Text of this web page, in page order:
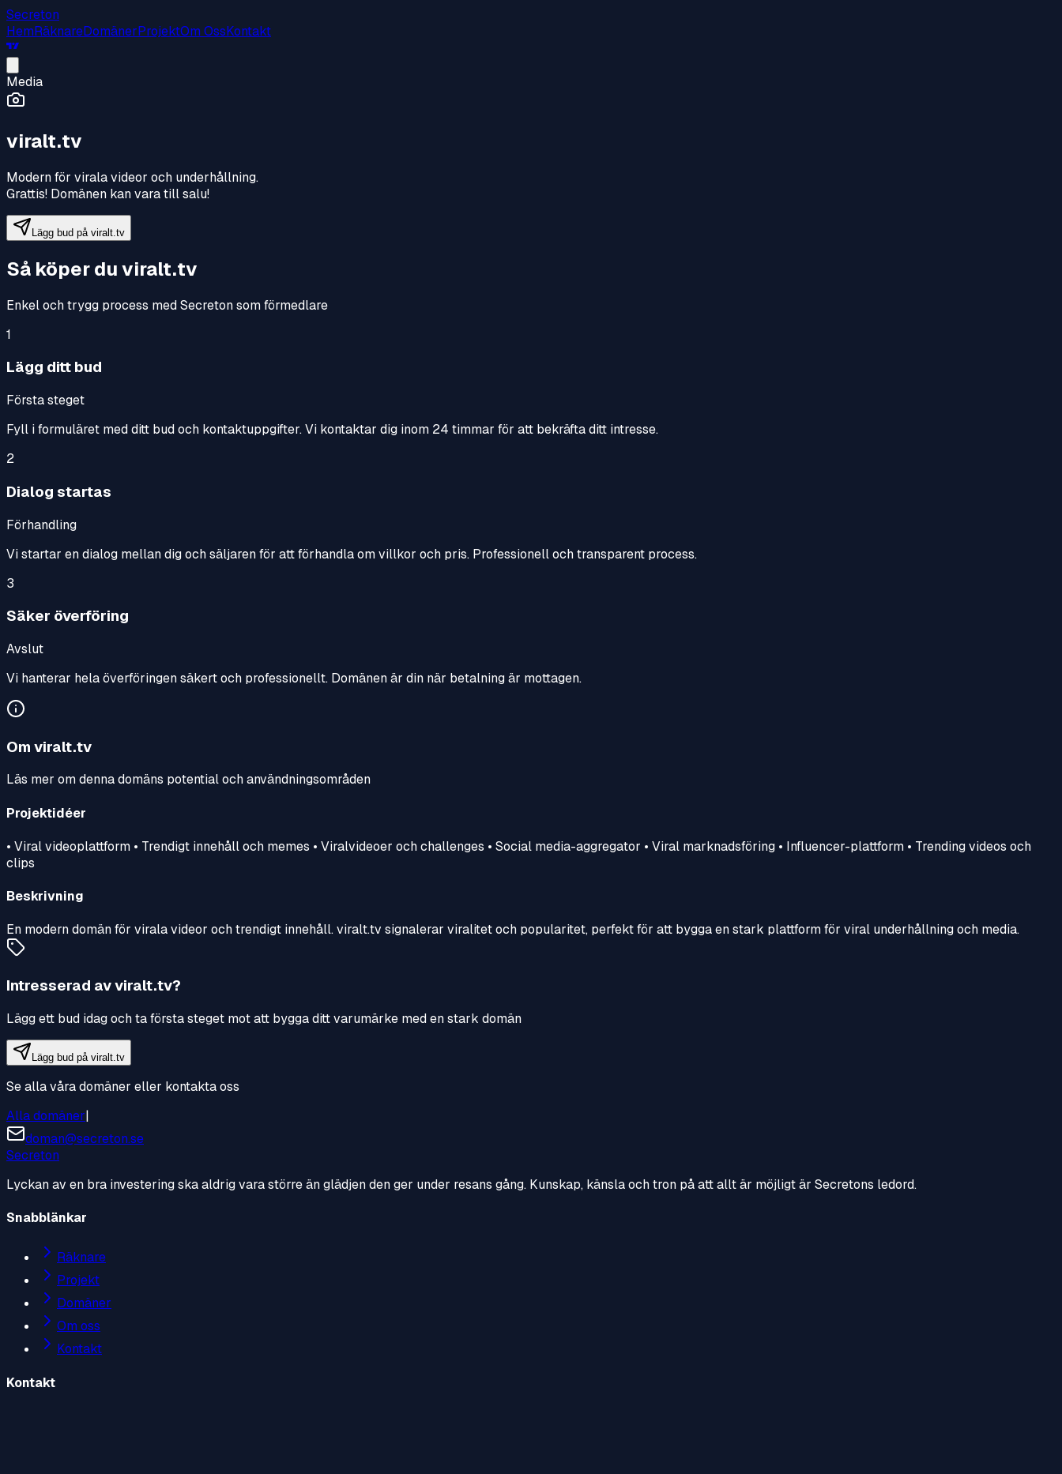
Secreton
HemRäknareDomänerProjektOm OssKontakt
Media
viralt.tv
Modern för virala videor och underhållning.
Grattis! Domänen kan vara till salu!
Lägg bud på viralt.tv
Så köper duviralt.tv
Enkel och trygg process med Secreton som förmedlare
1
Lägg ditt bud
Första steget
Fyll i formuläret med ditt bud och kontaktuppgifter. Vi kontaktar dig inom 24 timmar för att bekräfta ditt intresse.
2
Dialog startas
Förhandling
Vi startar en dialog mellan dig och säljaren för att förhandla om villkor och pris. Professionell och transparent process.
3
Säker överföring
Avslut
Vi hanterar hela överföringen säkert och professionellt. Domänen är din när betalning är mottagen.
Om viralt.tv
Läs mer om denna domäns potential och användningsområden
Projektidéer
• Viral videoplattform • Trendigt innehåll och memes • Viralvideoer och challenges • Social media-aggregator • Viral marknadsföring • Influencer-plattform • Trending videos och
clips
Beskrivning
En modern domän för virala videor och trendigt innehåll. viralt.tv signalerar viralitet och popularitet, perfekt för att bygga en stark plattform för viral underhållning och media.
Intresserad avviralt.tv?
Lägg ett bud idag och ta första steget mot att bygga ditt varumärke med en stark domän
Lägg bud på viralt.tv
Se alla våra domäner eller kontakta oss
Alla domäner|
doman@secreton.se
Secreton
Lyckan av en bra investering ska aldrig vara större än glädjen den ger under resans gång. Kunskap, känsla och tron på att allt är möjligt är Secretons ledord.
Snabblänkar
Räknare
Projekt
Domäner
Om oss
Kontakt
Kontakt